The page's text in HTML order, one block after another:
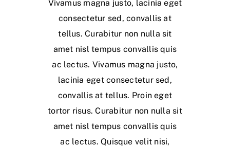
Vivamus magna justo, lacinia eget
consectetur sed, convallis at
tellus. Curabitur non nulla sit
amet nisl tempus convallis quis
ac lectus. Vivamus magna justo,
lacinia eget consectetur sed,
convallis at tellus. Proin eget
tortor risus. Curabitur non nulla sit
amet nisl tempus convallis quis
ac lectus. Quisque velit nisi,